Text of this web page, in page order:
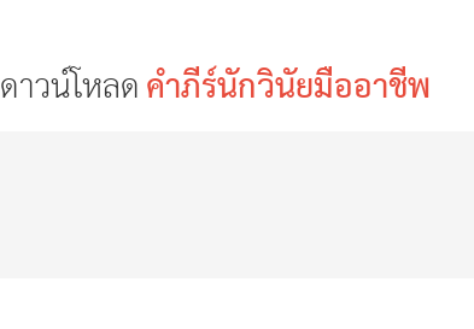
ดาวน์โหลดคำภีร์นักวินัยมืออาชีพ